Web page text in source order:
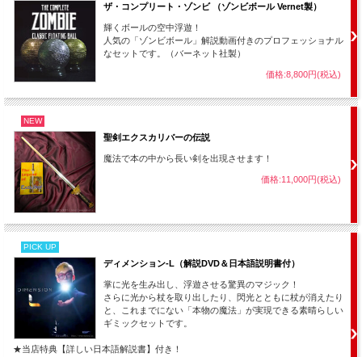
空中を飛び回ります・・・！
ザ・コンプリート・ゾンビ （ゾンビボール Vernet製）
輝くボールの空中浮遊！
人気の「ゾンビボール」解説動画付きのプロフェッショナル
なセットです。（バーネット社製）
価格:8,800円(税込)
NEW
聖剣エクスカリバーの伝説
魔法で本の中から長い剣を出現させます！
価格:11,000円(税込)
PICK UP
ディメンション-L（解説DVD＆日本語説明書付）
掌に光を生み出し、浮遊させる驚異のマジック！
さらに光から杖を取り出したり、閃光とともに杖が消えたり
と、これまでにない「本物の魔法」が実現できる素晴らしい
ギミックセットです。
★当店特典【詳しい日本語解説書】付き！